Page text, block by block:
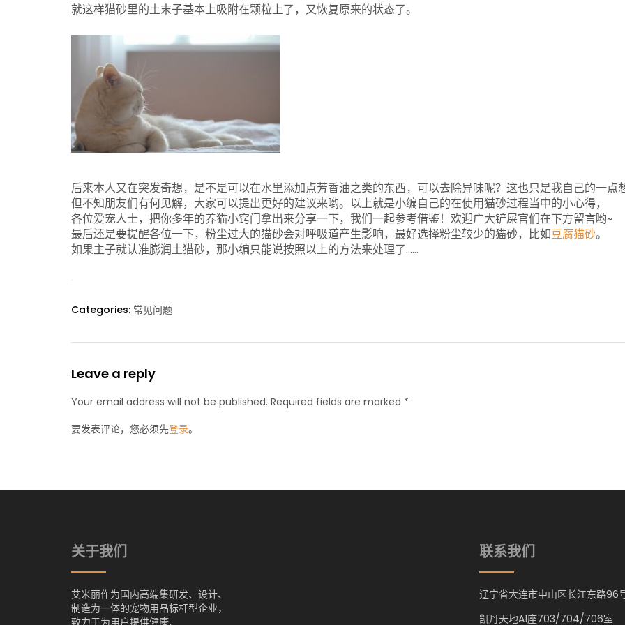
就这样猫砂里的土末子基本上吸附在颗粒上了，又恢复原来的状态了。
后来本人又在突发奇想，是不是可以在水里添加点芳香油之类的东西，可以去除异味呢？ 这也只是我自己的一点
但不知朋友们有何见解，大家可以提出更好的建议来哟。以上就是小编自己的在使用猫砂过程当中的小心得，
各位爱宠人士，把你多年的养猫小窍门拿出来分享一下，我们一起参考借鉴！欢迎广大铲屎官们在下方留言哟~
最后还是要提醒各位一下，粉尘过大的猫砂会对呼吸道产生影响，最好选择粉尘较少的猫砂，比如豆腐猫砂。
如果主子就认准膨润土猫砂，那小编只能说按照以上的方法来处理了……
Categories: 常见问题
Leave a reply
Your email address will not be published. Required fields are marked *
要发表评论，您必须先登录。
关于我们
艾米丽作为国内高端集研发、设计、
制造为一体的宠物用品标杆型企业，
致力于为用户提供健康、
联系我们
辽宁省大连市中山区长江东路96
凯丹天地A1座703/704/706室